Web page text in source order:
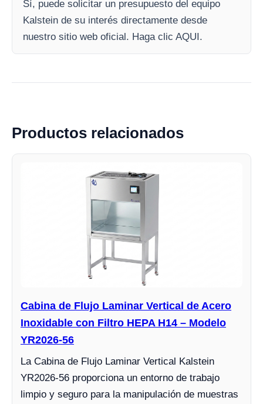
Sí, puede solicitar un presupuesto del equipo
Kalstein de su interés directamente desde
nuestro sitio web oficial. Haga clic AQUI.
Productos relacionados
Cabina de Flujo Laminar Vertical de Acero
Inoxidable con Filtro HEPA H14 – Modelo
YR2026-56
La Cabina de Flujo Laminar Vertical Kalstein
YR2026-56 proporciona un entorno de trabajo
limpio y seguro para la manipulación de muestras